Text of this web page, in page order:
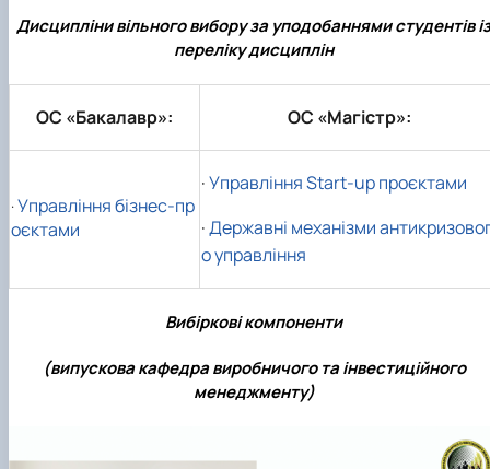
Дисципліни вільного вибору за уподобаннями студентів із
переліку дисциплін
ОС «Бакалавр»: ОС «Магістр»:
·Управління бізнес-пр
оєктами
·Управління Start-up проєктами
·Державні механізми
о управління
Вибіркові компоненти
(випускова кафедра виробничого та інвестиційного
менеджменту)